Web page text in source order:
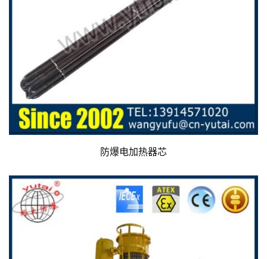
防爆电加热器芯